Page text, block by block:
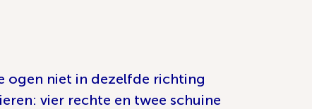
ogen niet in dezelfde richting
vier rechte en twee schuine